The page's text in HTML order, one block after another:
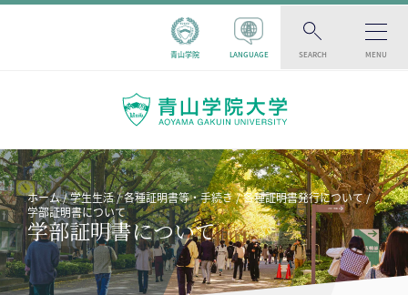
青山学院 LANGUAGE SEARCH MENU
ホーム 学生生活 各種証明書等・手続き
各種証明書発行について
学部証明書について
学部証明書について